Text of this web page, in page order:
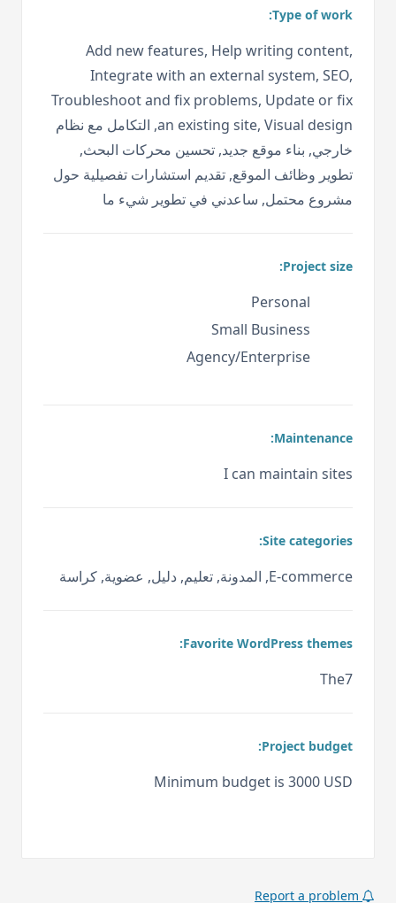
Type of work:
Add new features, Help writing content,
Integrate with an external system, SEO,
Troubleshoot and fix problems, Update or fix
an existing site, Visual design, التكامل مع نظام
خارجي, بناء موقع جديد, تحسين محركات البحث,
تطوير وظائف الموقع, تقديم استشارات تفصيلية حول
مشروع محتمل, ساعدني في تطوير شيء ما
Project size:
Personal
Small Business
Agency/Enterprise
Maintenance:
I can maintain sites
Site categories:
E-commerce, المدونة, تعليم, دليل, عضوية, كراسة
Favorite WordPress themes:
The7
Project budget:
Minimum budget is 3000 USD